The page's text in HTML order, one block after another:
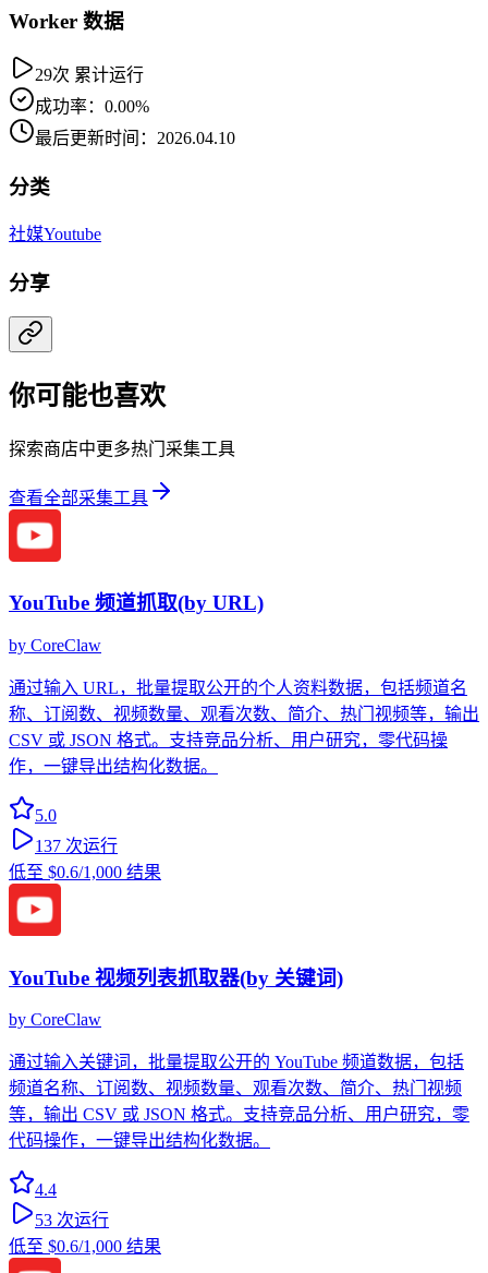
Worker 数据
29次 累计运行
成功率：0.00%
最后更新时间：2026.04.10
分类
社媒Youtube
分享
你可能也喜欢
探索商店中更多热门采集工具
查看全部采集工具
YouTube 频道抓取(by URL)
by CoreClaw
通过输入 URL，批量提取公开的个人资料数据，包括频道名
称、订阅数、视频数量、观看次数、简介、热门视频等，输出
CSV 或 JSON 格式。支持竞品分析、用户研究，零代码操
作，一键导出结构化数据。
5.0
137 次运行
低至 $0.6/1,000 结果
YouTube 视频列表抓取器(by 关键词)
by CoreClaw
通过输入关键词，批量提取公开的 YouTube 频道数据，包括
频道名称、订阅数、视频数量、观看次数、简介、热门视频
等，输出 CSV 或 JSON 格式。支持竞品分析、用户研究，零
代码操作，一键导出结构化数据。
4.4
53 次运行
低至 $0.6/1,000 结果